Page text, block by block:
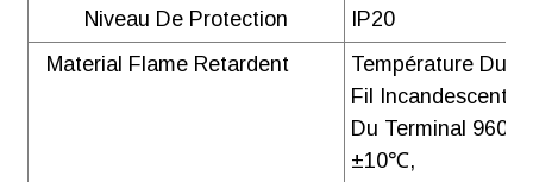
Niveau De Protection
IP20
Material Flame Retardent
Température Du
Fil Incandescent
Du Terminal 960℃
±10℃,